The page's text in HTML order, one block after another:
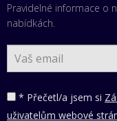
Pravidelné informace o
nabídkách.
* Přečetl/a jsem si
uživatelům webové